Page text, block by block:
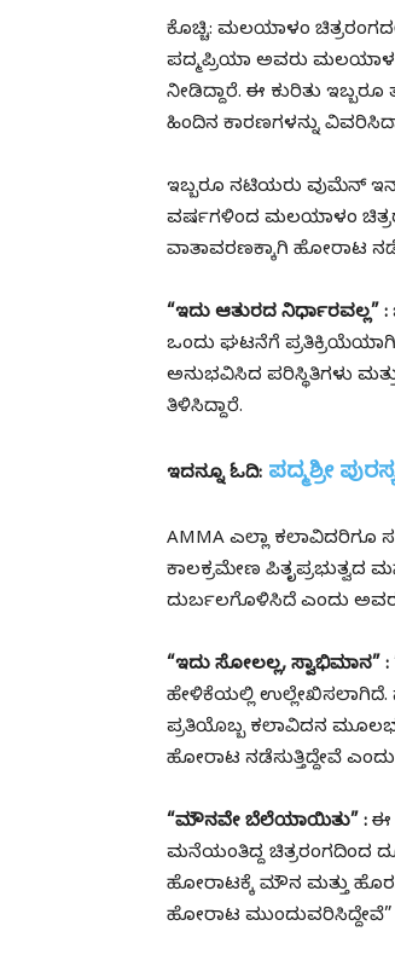
ಕೊಚ್ಚಿ: ಮಲಯಾಳಂ
ಪದ್ಮಪ್ರಿಯಾ ಅವರು ಮಲಯಾಳಂ
ನೀಡಿದ್ದಾರೆ. ಈ ಕುರಿತು
ಹಿಂದಿನ ಕಾರಣಗಳನ್ನು
ಇಬ್ಬರೂ ನಟಿಯರು ವುಮೆನ್ ಇನ್
ವರ್ಷಗಳಿಂದ ಮಲಯಾಳಂ
ವಾತಾವರಣಕ್ಕಾಗಿ ಹೋರಾಟ
“ಇದು ಆತುರದ ನಿರ್ಧಾರವಲ್ಲ” :
ಒಂದು ಘಟನೆಗೆ ಪ್ರತಿಕ್ರಿಯೆಯಾಗಿ
ಅನುಭವಿಸಿದ ಪರಿಸ್ಥಿತಿಗಳು
ತಿಳಿಸಿದ್ದಾರೆ.
ಇದನ್ನೂ ಓದಿ: ಪದ್ಮಶ್ರೀ
AMMA ಎಲ್ಲಾ ಕಲಾವಿದರಿಗೂ
ಕಾಲಕ್ರಮೇಣ
ದುರ್ಬಲಗೊಳಿಸಿದೆ ಎಂದು
“ಇದು ಸೋಲಲ್ಲ, ಸ್ವಾಭಿಮಾನ” :
ಹೇಳಿಕೆಯಲ್ಲಿ ಉಲ್ಲೇಖಿಸಲಾಗಿದೆ.
ಪ್ರತಿಯೊಬ್ಬ ಕಲಾವಿದನ
ಹೋರಾಟ ನಡೆಸುತ್ತಿದ್ದೇವೆ
“ಮೌನವೇ ಬೆಲೆಯಾಯಿತು” : ಈ
ಮನೆಯಂತಿದ್ದ ಚಿತ್ರರಂಗದಿಂದ
ಹೋರಾಟಕ್ಕೆ ಮೌನ ಮತ್ತು
ಹೋರಾಟ